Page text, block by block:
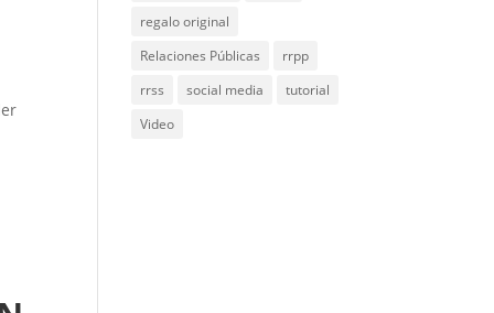
regalo original
Relaciones Públicas
rrpp
rrss
social media
tutorial
Video